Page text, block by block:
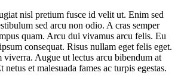
nisl pretium fusce id velit ut. Enim sed
sed arcu non odio. A cras semper
quam. Arcu dui vivamus arcu felis. Eu
consequat. Risus nullam eget felis eget.
Augue ut lectus arcu bibendum at
et malesuada fames ac turpis egestas.